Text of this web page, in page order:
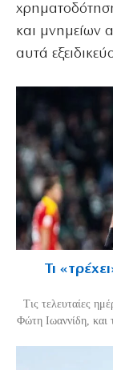
και μνημείων
αυτά
Τι
Τις τελευταίες
Φώτη Ιωαννίδη, και